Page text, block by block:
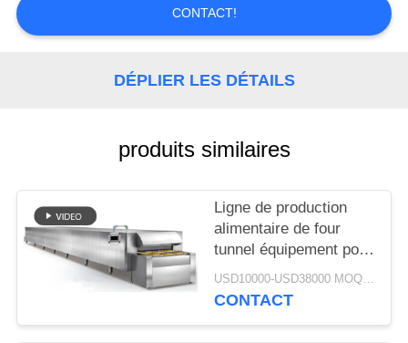
CONTRÔLE
NOUVELLES
DEMANDEZ
UN DEVIS
PLAN
CONTACT!
DÉPLIER LES DÉTAILS
produits similaires
Ligne de production
alimentaire de four
tunnel équipement pour
le pain grillé de gâteau
de pain de pain de
USD10000-USD38000 MOQ:1+piece
CONTACT